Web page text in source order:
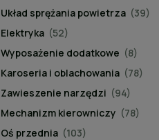
Układ sprężania powietrza (39)
Elektryka (52)
Wyposażenie dodatkowe (8)
Karoseria i oblachowania (78)
Zawieszenie narzędzi (94)
Mechanizm kierowniczy (78)
Oś przednia (103)